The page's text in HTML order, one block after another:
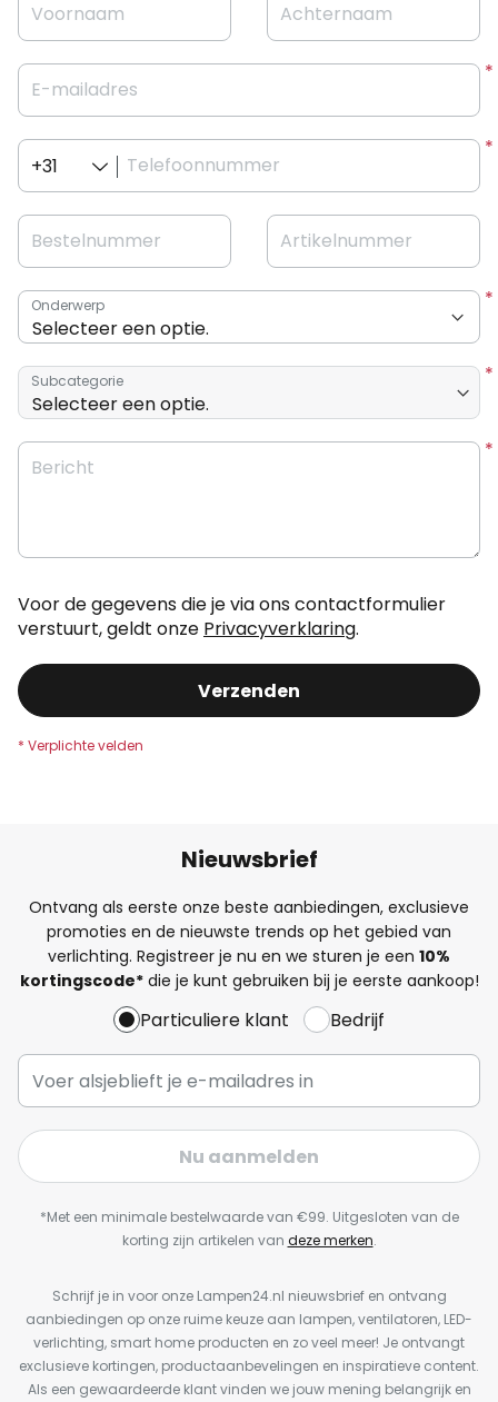
Voornaam Achternaam
E-mailadres
Telefoonnummer
+31
Bestelnummer Artikelnummer
Onderwerp
Subcategorie
Bericht
Voor de gegevens die je via ons contactformulier
verstuurt, geldt onze Privacyverklaring.
Verzenden
Nieuwsbrief
Ontvang als eerste onze beste aanbiedingen, exclusieve
promoties en de nieuwste trends op het gebied van
verlichting. Registreer je nu en we sturen je een 10%
kortingscode*die je kunt gebruiken bij je eerste aankoop!
Particuliere klant Bedrijf
Nu aanmelden
*Met een minimale bestelwaarde van €99. Uitgesloten van de
korting zijn artikelen van deze merken.
Schrijf je in voor onze Lampen24.nl nieuwsbrief en ontvang
aanbiedingen op onze ruime keuze aan lampen, ventilatoren, LED-
verlichting, smart home producten en zo veel meer! Je ontvangt
exclusieve kortingen, productaanbevelingen en inspiratieve content.
Als een gewaardeerde klant vinden we jouw mening belangrijk en